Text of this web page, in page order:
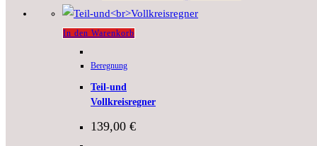
In den Warenkorb
Beregnung
Teil-und
Vollkreisregner
139,00 €